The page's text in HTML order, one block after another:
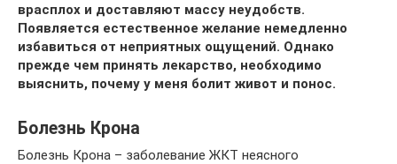
врасплох и доставляют массу неудобств.
Появляется естественное желание немедленно
избавиться от неприятных ощущений. Однако
прежде чем принять лекарство, необходимо
выяснить, почему у меня болит живот и понос.
Болезнь Крона
Болезнь Крона – заболевание ЖКТ неясного